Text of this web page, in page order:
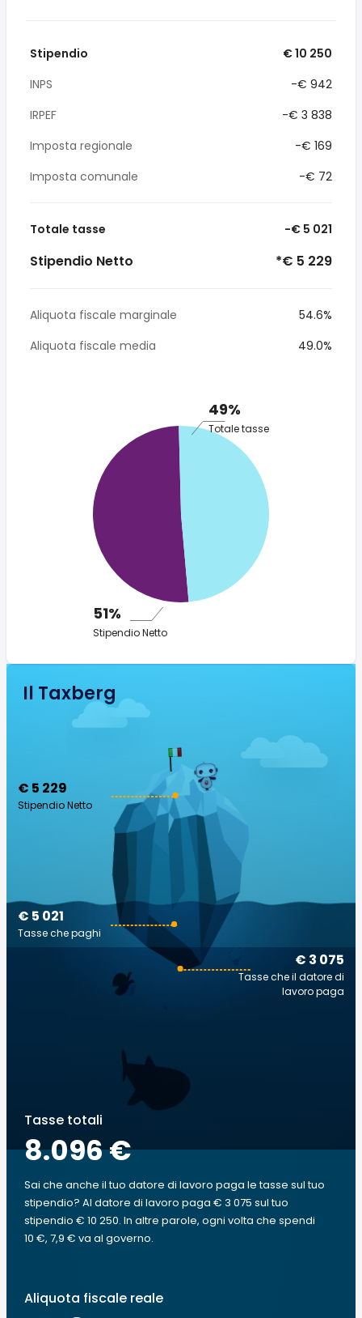
Stipendio
€ 10 250
INPS
-€ 942
IRPEF
-€ 3 838
Imposta regionale
-€ 169
Imposta comunale
-€ 72
Totale tasse -€ 5 021
Stipendio Netto *€ 5 229
Aliquota fiscale marginale
54.6%
Aliquota fiscale media
49.0%
49%
Totale tasse
51%
Stipendio Netto
Il Taxberg
€ 5 229
Stipendio Netto
€ 3 075
Tasse che il datore di
lavoro paga
€ 5 021
Tasse che paghi
Tasse totali
8.096 €
Sai che anche il tuo datore di lavoro paga le tasse sul tuo
stipendio? Al datore di lavoro paga € 3 075 sul tuo
stipendio € 10 250. In altre parole, ogni volta che spendi
10 €, 7,9 € va al governo.
Aliquota fiscale reale